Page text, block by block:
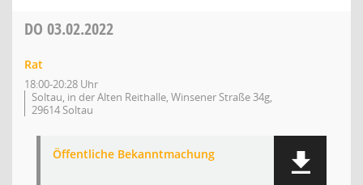
DO 03.02.2022
Rat
18:00-20:28 Uhr
Soltau, in der Alten Reithalle, Winsener Straße 34g,
29614 Soltau
Öffentliche Bekanntmachung